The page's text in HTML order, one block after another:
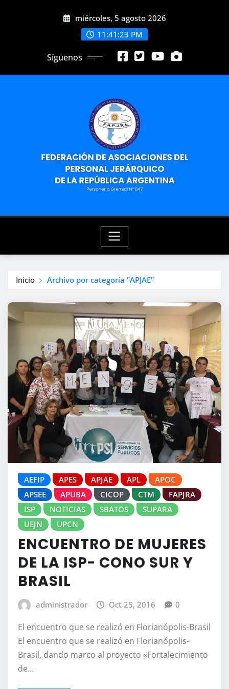
miércoles, 5 agosto 2026
11:41:24 PM
Síguenos
Inicio Archivo por categoría "APJAE"
AEFIP APES APJAE APL
APOC
APSEE
APUBA CICOP CTM
FAPJRA
ISP
NOTICIAS SBATOS
SUPARA
UEJN
UPCN
ENCUENTRO DE MUJERES
DE LA ISP- CONO SUR Y
BRASIL
administrador Oct 25, 2016 0
El encuentro que se realizó en Florianópolis-Brasil
El encuentro que se realizó en Florianópolis-
Brasil, dando marco al proyecto «Fortalecimiento
de…